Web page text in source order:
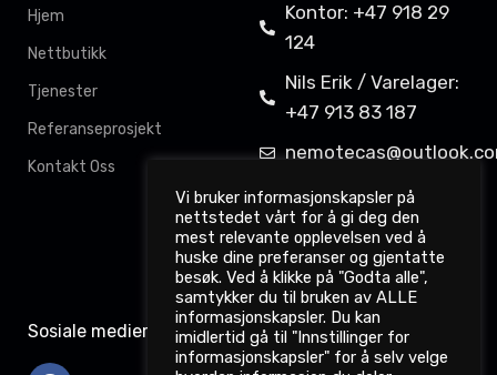
Hjem
Nettbutikk
Tjenester
Referanseprosjekt
Kontakt Oss
Kontor: +47 918 29
124
Nils Erik / Varelager:
+47 913 83 187
Davit Gahkkorluodda
11,
9522 Kautokeino
Sosiale medier
Vi bruker informasjonskapsler på
nettstedet vårt for å gi deg den
mest relevante opplevelsen ved å
huske dine preferanser og gjentatte
besøk. Ved å klikke på "Godta alle",
samtykker du til bruken av ALLE
informasjonskapsler. Du kan
imidlertid gå til "Innstillinger for
informasjonskapsler" for å selv velge